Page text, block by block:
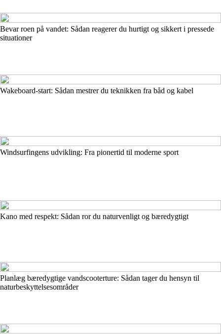
Bevar roen på vandet: Sådan reagerer du hurtigt og sikkert i pressede
situationer
Wakeboard-start: Sådan mestrer du teknikken fra båd og kabel
Windsurfingens udvikling: Fra pionertid til moderne sport
Kano med respekt: Sådan ror du naturvenligt og bæredygtigt
Planlæg bæredygtige vandscooterture: Sådan tager du hensyn til
naturbeskyttelsesområder